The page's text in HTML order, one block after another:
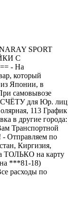
SPORT
С
- На
который
Японии, в
самовывозе
СЧЁТУ для Юр. лиц
113 График
в другие города:
Транспортной
- Отправляем по
Киргизия,
ТОЛЬКО на карту
***81-18)
расходы по